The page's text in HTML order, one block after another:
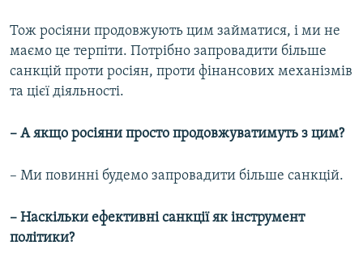
Тож росіяни продовжують цим займатися, і ми не
маємо це терпіти. Потрібно запровадити більше
санкцій проти росіян, проти фінансових механізмів
та цієї діяльності.
– А якщо росіяни просто продовжуватимуть з цим?
– Ми повинні будемо запровадити більше санкцій.
– Наскільки ефективні санкції як інструмент
політики?